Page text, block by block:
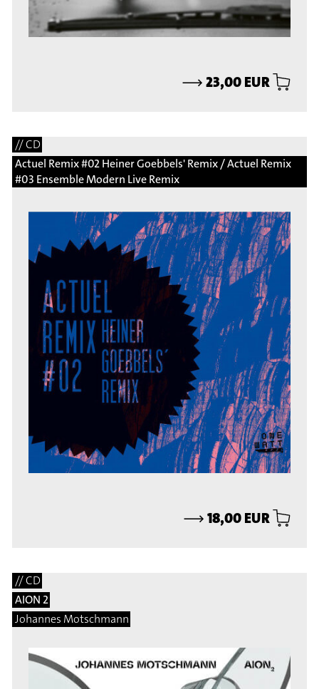
⟶23,00 EUR
// CD
Actuel Remix #02 Heiner Goebbels' Remix / Actuel Remix
#03 Ensemble Modern Live Remix
⟶18,00 EUR
// CD
AION 2
Johannes Motschmann